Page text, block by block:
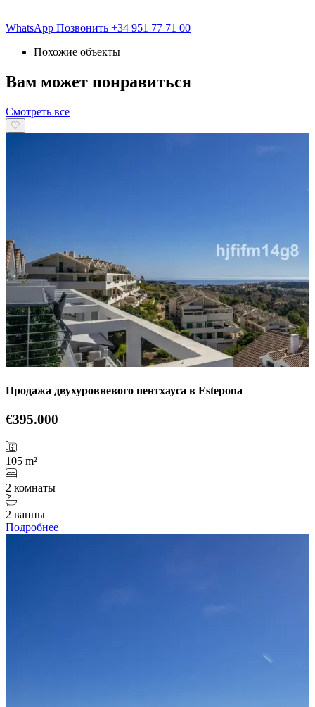
WhatsApp Позвонить +34 951 77 71 00
Похожие объекты
Вам может понравиться
Смотреть все
Продажа двухуровневого пентхауса в Estepona
€395.000
105 m²
2 комнаты
2 ванны
Подробнее